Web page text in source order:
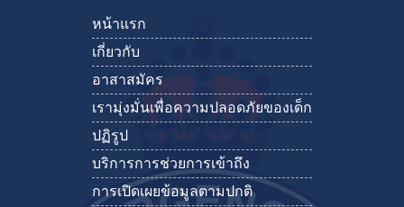
หน้าแรก
เกี่ยวกับ
อาสาสมัคร
เรามุ่งมั่นเพื่อความปลอดภัยของเด็ก
ปฏิรูป
บริการการช่วยการเข้าถึง
การเปิดเผยข้อมูลตามปกติ